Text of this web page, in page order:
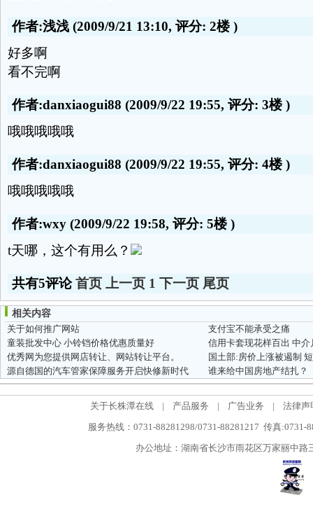
作者:浅浅 (2009/9/21 13:10, 评分: 2楼)
好多啊
看不完啊
作者:danxiaogui88 (2009/9/22 19:55, 评分: 3楼)
哦哦哦哦哦
作者:danxiaogui88 (2009/9/22 19:55, 评分: 4楼)
哦哦哦哦哦
作者:wxy (2009/9/22 19:58, 评分: 5楼)
t天哪，这个有用么？
共有5评论首页 上一页 1 下一页 尾页
相关内容
关于如何推广网站
支付宝不能承受之痛
童装批发中心 小铃铛价格优惠质量好
信用卡套现花样百出 中介
优秀网为您提供网店转让、网站转让平台。
国土部:房价上涨被遏制
源自德国的汽车管家保障服务开启快修新时代
谁来给中国房地产结扎？
关于长株潭在线 | 产品服务 | 广告业务 |
法律声
服务热线：0731-88281298/0731-88281217 传真:0731-
办公地址：湖南省长沙市雨花区万家丽中